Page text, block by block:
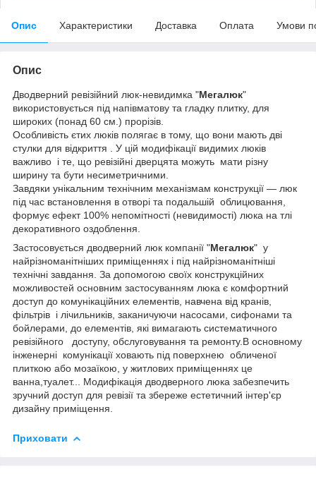
Опис Характеристики Доставка Оплата Умови
Опис
Дводверний ревізійний люк-невидимка "Мегалюк"
використовується під напівматову та гладку плитку, для
широких (понад 60 см.) прорізів.
Особливість єтих люків полягає в тому, що вони мають дві
стулки для відкриття . У цій модифікації видимих люків
важливо і те, що ревізійні дверцята можуть мати різну
ширину та бути несиметричними.
Завдяки унікальним технічним механізмам конструкції — люк
під час встановлення в отворі та подальшій облицювання,
формує ефект 100% непомітності (невидимості) люка на тлі
декоративного оздоблення.
Застосовується дводверний люк компанії "Мегалюк" у
найрізноманітніших приміщеннях і під найрізноманітніші
технічні завдання. За допомогою своїх конструкційних
можливостей основним застосуванням люка є комфортний
доступ до комунікаційних елементів, навчена від кранів,
фільтрів і лічильників, заканичуючи насосами, сифонами та
бойлерами, до елементів, які вимагають систематичного
ревізійного доступу, обслуговування та ремонту.В основному
інженерні комунікації ховають під поверхнею обличеної
плиткою або мозаїкою, у житлових приміщеннях це
ванна,туалет... Модифікація дводверного люка забезпечить
зручний доступ для ревізії та збереже естетичний інтер'єр
дизайну приміщення.
Приховати